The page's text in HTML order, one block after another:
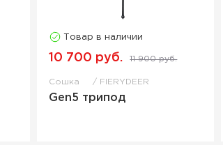
Товар в наличии
10 700 руб. 11 900 руб.
Сошка FIERYDEER
Gen5 трипод